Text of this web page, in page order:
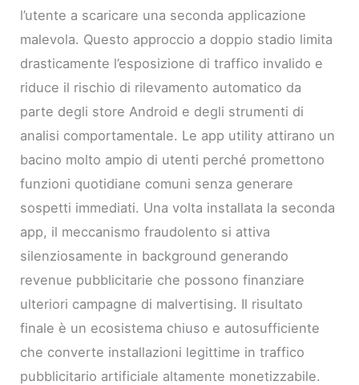
l’utente a scaricare una seconda applicazione
malevola. Questo approccio a doppio stadio limita
drasticamente l’esposizione di traffico invalido e
riduce il rischio di rilevamento automatico da
parte degli store Android e degli strumenti di
analisi comportamentale. Le app utility attirano un
bacino molto ampio di utenti perché promettono
funzioni quotidiane comuni senza generare
sospetti immediati. Una volta installata la seconda
app, il meccanismo fraudolento si attiva
silenziosamente in background generando
revenue pubblicitarie che possono finanziare
ulteriori campagne di malvertising. Il risultato
finale è un ecosistema chiuso e autosufficiente
che converte installazioni legittime in traffico
pubblicitario artificiale altamente monetizzabile.